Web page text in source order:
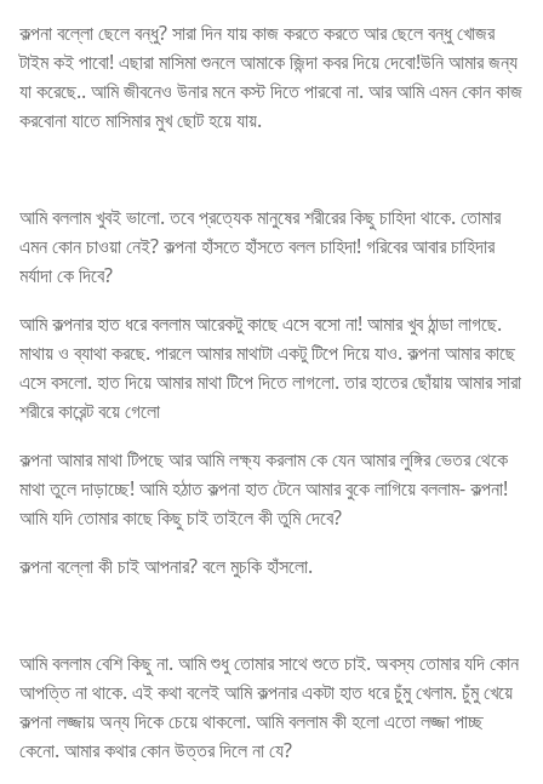
কল্পনা বল্লো ছেলে বন্ধু? সারা দিন যায় কাজ করতে করতে আর ছেলে বন্ধু খোজর
টাইম কই পাবো! এছারা মাসিমা শুনলে আমাকে জিন্দা কবর দিয়ে দেবো!উনি আমার জন্য
যা করেছে.. আমি জীবনেও উনার মনে কস্ট দিতে পারবো না. আর আমি এমন কোন কাজ
করবোনা যাতে মাসিমার মুখ ছোট হয়ে যায়.
আমি বললাম খুবই ভালো. তবে প্রত্যেক মানুষের শরীরের কিছু চাহিদা থাকে. তোমার
এমন কোন চাওয়া নেই? কল্পনা হাঁসতে হাঁসতে বলল চাহিদা! গরিবের আবার চাহিদার
মর্যাদা কে দিবে?
আমি কল্পনার হাত ধরে বললাম আরেকটু কাছে এসে বসো না! আমার খুব ঠান্ডা লাগছে.
মাথায় ও ব্যাথা করছে. পারলে আমার মাথাটা একটু টিপে দিয়ে যাও. কল্পনা আমার কাছে
এসে বসলো. হাত দিয়ে আমার মাথা টিপে দিতে লাগলো. তার হাতের ছোঁয়ায় আমার সারা
শরীরে কারেন্ট বয়ে গেলো
কল্পনা আমার মাথা টিপছে আর আমি লক্ষ্য করলাম কে যেন আমার লুঙ্গির ভেতর থেকে
মাথা তুলে দাড়াচ্ছে! আমি হঠাত কল্পনা হাত টেনে আমার বুকে লাগিয়ে বললাম- কল্পনা!
আমি যদি তোমার কাছে কিছু চাই তাইলে কী তুমি দেবে?
কল্পনা বল্লো কী চাই আপনার? বলে মুচকি হাঁসলো.
আমি বললাম বেশি কিছু না. আমি শুধু তোমার সাথে শুতে চাই. অবস্য তোমার যদি কোন
আপত্তি না থাকে. এই কথা বলেই আমি কল্পনার একটা হাত ধরে চুঁমু খেলাম. চুঁমু খেয়ে
কল্পনা লজ্জায় অন্য দিকে চেয়ে থাকলো. আমি বললাম কী হলো এতো লজ্জা পাচ্ছ
কেনো. আমার কথার কোন উত্তর দিলে না যে?